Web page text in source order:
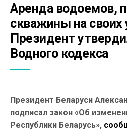
Аренда водоемов,
скважины на своих
Президент
Водного кодекса
Президент Беларуси
подписал закон «Об
Республики Беларусь»,